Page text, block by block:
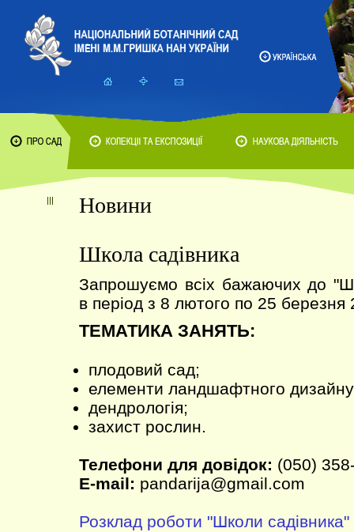
Новини
Школа садівника
Запрошуємо всіх бажаючих до
в період з 8 лютого по 25 березня
ТЕМАТИКА ЗАНЯТЬ:
плодовий сад;
елементи ландшафтного
дендрологія;
захист рослин.
Телефони для довідок: (050)
E-mail: pandarija@gmail.com
Розклад роботи "Школи садівника"